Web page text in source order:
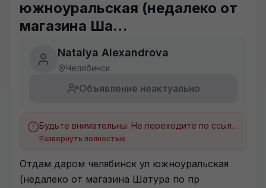
южноуральская (недалеко от
магазина Ша…
Natalya Alexandrova
Челябинск
Объявление неактуально
Будьте внимательны. Не переходите по ссылкам, если вам предлагают в личной переписке с дарителем оплаты доставки, брони, предоплаты или установки стороннего приложения, удалите переписку и заблокируйте пользователя. Обо всех таких постах сообщайте
Развернуть полностью
Отдам даром челябинск ул южноуральская
(недалеко от магазина Шатура по пр